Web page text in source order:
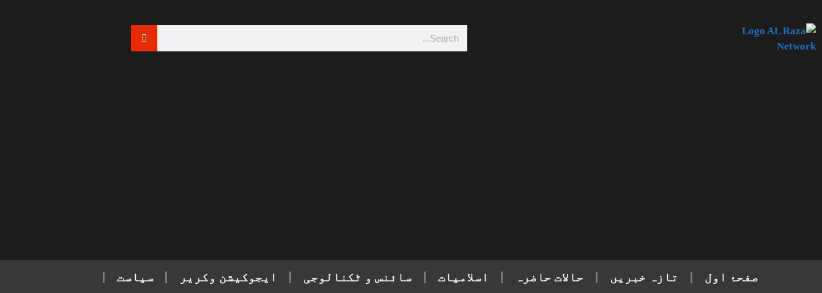
صفحۂ اول تازہ خبریں حالات حاضرہ اسلامیات سائنس و ٹکنالوجی ایجوکیشن وکریر
سیاست